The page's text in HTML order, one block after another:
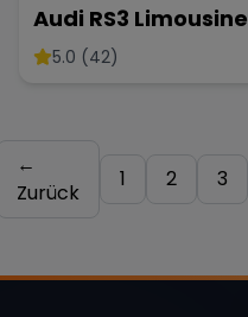
Audi RS3 Limousine
5.0 (42)
←
Zurück
1 2 3